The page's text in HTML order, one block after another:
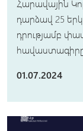
Հարավային
դարձավ 25
դրությամբ
01.07.2024